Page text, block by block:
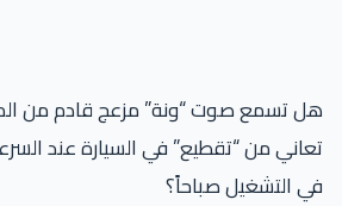
هل تسمع صوت “ونة” مزعج قادم من
تعاني من “تقطيع” في السيارة عند
في التشغيل صباحاً؟